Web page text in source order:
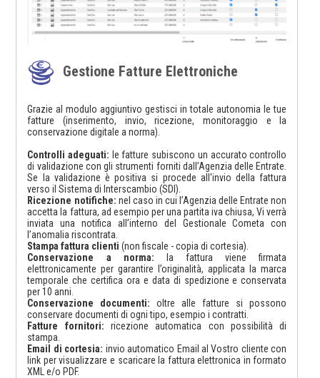
Gestione Fatture Elettroniche
Grazie al modulo aggiuntivo gestisci in totale autonomia le tue
fatture (inserimento, invio, ricezione, monitoraggio e la
conservazione digitale a norma).
Controlli adeguati: le fatture subiscono un accurato controllo
di validazione con gli strumenti forniti dall’Agenzia delle Entrate.
Se la validazione è positiva si procede all'invio della fattura
verso il Sistema di Interscambio (SDI).
Ricezione notifiche: nel caso in cui l’Agenzia delle Entrate non
accetta la fattura, ad esempio per una partita iva chiusa, Vi verrà
inviata una notifica all’interno del Gestionale Cometa con
l’anomalia riscontrata.
Stampa fattura clienti (non fiscale - copia di cortesia).
Conservazione a norma: la fattura viene firmata
elettronicamente per garantire l’originalità, applicata la marca
temporale che certifica ora e data di spedizione e conservata
per 10 anni.
Conservazione documenti: oltre alle fatture si possono
conservare documenti di ogni tipo, esempio i contratti.
Fatture fornitori: ricezione automatica con possibilità di
stampa.
Email di cortesia: invio automatico Email al Vostro cliente con
link per visualizzare e scaricare la fattura elettronica in formato
XML e/o PDF.